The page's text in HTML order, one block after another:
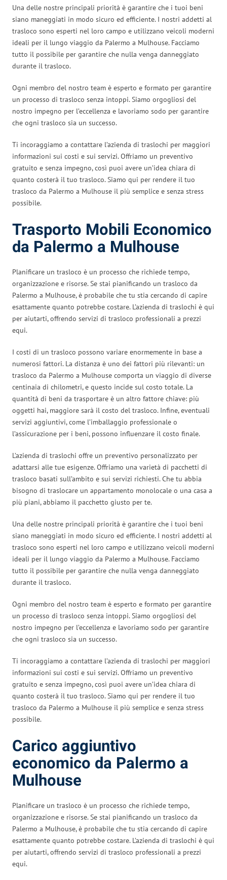
Una delle nostre principali priorità è garantire che i tuoi beni
siano maneggiati in modo sicuro ed efficiente. I nostri addetti al
trasloco sono esperti nel loro campo e utilizzano veicoli moderni
ideali per il lungo viaggio da Palermo a Mulhouse. Facciamo
tutto il possibile per garantire che nulla venga danneggiato
durante il trasloco.
Ogni membro del nostro team è esperto e formato per garantire
un processo di trasloco senza intoppi. Siamo orgogliosi del
nostro impegno per l’eccellenza e lavoriamo sodo per garantire
che ogni trasloco sia un successo.
Ti incoraggiamo a contattare l’azienda di traslochi per maggiori
informazioni sui costi e sui servizi. Offriamo un preventivo
gratuito e senza impegno, così puoi avere un’idea chiara di
quanto costerà il tuo trasloco. Siamo qui per rendere il tuo
trasloco da Palermo a Mulhouse il più semplice e senza stress
possibile.
Trasporto Mobili Economico
da Palermo a Mulhouse
Planificare un trasloco è un processo che richiede tempo,
organizzazione e risorse. Se stai pianificando un trasloco da
Palermo a Mulhouse, è probabile che tu stia cercando di capire
esattamente quanto potrebbe costare. L’azienda di traslochi è qui
per aiutarti, offrendo servizi di trasloco professionali a prezzi
equi.
I costi di un trasloco possono variare enormemente in base a
numerosi fattori. La distanza è uno dei fattori più rilevanti: un
trasloco da Palermo a Mulhouse comporta un viaggio di diverse
centinaia di chilometri, e questo incide sul costo totale. La
quantità di beni da trasportare è un altro fattore chiave: più
oggetti hai, maggiore sarà il costo del trasloco. Infine, eventuali
servizi aggiuntivi, come l’imballaggio professionale o
l’assicurazione per i beni, possono influenzare il costo finale.
L’azienda di traslochi offre un preventivo personalizzato per
adattarsi alle tue esigenze. Offriamo una varietà di pacchetti di
trasloco basati sull’ambito e sui servizi richiesti. Che tu abbia
bisogno di traslocare un appartamento monolocale o una casa a
più piani, abbiamo il pacchetto giusto per te.
Una delle nostre principali priorità è garantire che i tuoi beni
siano maneggiati in modo sicuro ed efficiente. I nostri addetti al
trasloco sono esperti nel loro campo e utilizzano veicoli moderni
ideali per il lungo viaggio da Palermo a Mulhouse. Facciamo
tutto il possibile per garantire che nulla venga danneggiato
durante il trasloco.
Ogni membro del nostro team è esperto e formato per garantire
un processo di trasloco senza intoppi. Siamo orgogliosi del
nostro impegno per l’eccellenza e lavoriamo sodo per garantire
che ogni trasloco sia un successo.
Ti incoraggiamo a contattare l’azienda di traslochi per maggiori
informazioni sui costi e sui servizi. Offriamo un preventivo
gratuito e senza impegno, così puoi avere un’idea chiara di
quanto costerà il tuo trasloco. Siamo qui per rendere il tuo
trasloco da Palermo a Mulhouse il più semplice e senza stress
possibile.
Carico aggiuntivo
economico da Palermo a
Mulhouse
Planificare un trasloco è un processo che richiede tempo,
organizzazione e risorse. Se stai pianificando un trasloco da
Palermo a Mulhouse, è probabile che tu stia cercando di capire
esattamente quanto potrebbe costare. L’azienda di traslochi è qui
per aiutarti, offrendo servizi di trasloco professionali a prezzi
equi.